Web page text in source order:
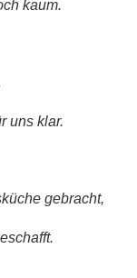
kaum.
uns klar.
gebracht,